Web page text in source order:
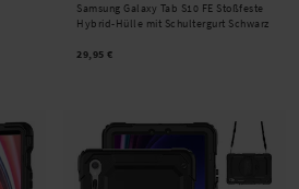
Samsung Galaxy Tab S10 FE Stoßfeste
Hybrid-Hülle mit Schultergurt Schwarz
29,95 €